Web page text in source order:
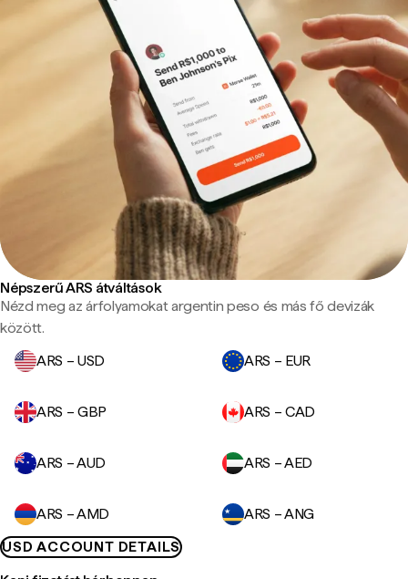
Népszerű ARS átváltások
Nézd meg az árfolyamokat argentin peso és más fő devizák
között.
ARS – USD
ARS – EUR
ARS – GBP ARS – CAD
ARS – AUD ARS – AED
ARS – AMD
ARS – ANG
USD ACCOUNT DETAILS